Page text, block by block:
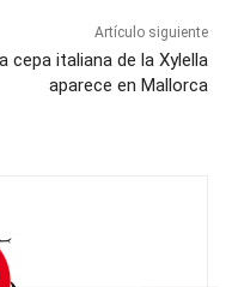
Artículo siguiente
cepa italiana de la Xylella
aparece en Mallorca